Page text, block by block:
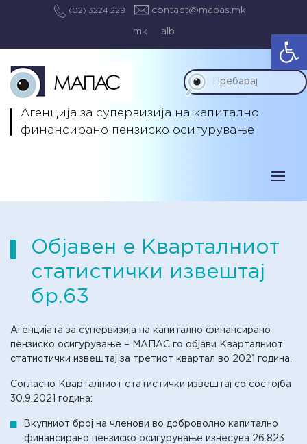
(02) 3224 229 contact@mapas.mk
mk alb
Агенција за супервизија на капитално
финансирано пензиско осигурување
Објавен е Кварталниот
статистички извештај
бр.63
Агенцијата за супервизија на капитално финансирано
пензиско осигурување – МАПАС го објави Кварталниот
статистички извештај за третиот квартал во 2021 година.
Согласно Кварталниот статистички извештај со состојба
30.9.2021 година:
Вкупниот број на членови во доброволно капитално
финансирано пензиско осигурување изнесува 26.823